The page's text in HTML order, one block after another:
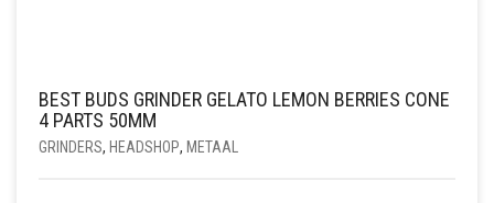
BEST BUDS GRINDER GELATO LEMON BERRIES CONE
4 PARTS 50MM
GRINDERS, HEADSHOP, METAAL